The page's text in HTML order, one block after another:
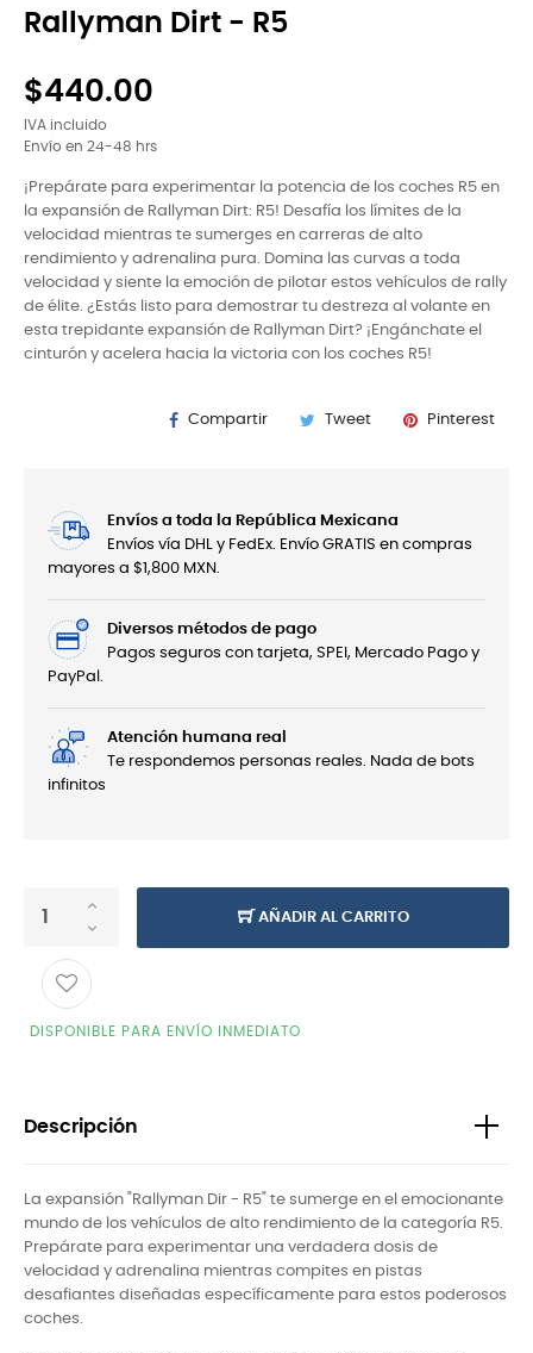
Rallyman Dirt - R5
$440.00
IVA incluido
Envío en 24-48 hrs
¡Prepárate para experimentar la potencia de los coches R5 en
la expansión de Rallyman Dirt: R5! Desafía los límites de la
velocidad mientras te sumerges en carreras de alto
rendimiento y adrenalina pura. Domina las curvas a toda
velocidad y siente la emoción de pilotar estos vehículos de rally
de élite. ¿Estás listo para demostrar tu destreza al volante en
esta trepidante expansión de Rallyman Dirt? ¡Engánchate el
cinturón y acelera hacia la victoria con los coches R5!
Compartir Tweet Pinterest
Envíos a toda la República Mexicana
Envíos vía DHL y FedEx. Envío GRATIS en compras
mayores a $1,800 MXN.
Diversos métodos de pago
Pagos seguros con tarjeta, SPEI, Mercado Pago y
PayPal.
Atención humana real
Te respondemos personas reales. Nada de bots
infinitos
AÑADIR AL CARRITO
DISPONIBLE PARA ENVÍO INMEDIATO
Descripción
La expansión "Rallyman Dir - R5" te sumerge en el emocionante
mundo de los vehículos de alto rendimiento de la categoría R5.
Prepárate para experimentar una verdadera dosis de
velocidad y adrenalina mientras compites en pistas
desafiantes diseñadas específicamente para estos poderosos
coches.